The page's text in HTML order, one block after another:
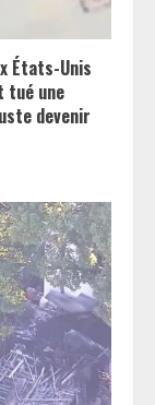
États-Unis
tué une
devenir